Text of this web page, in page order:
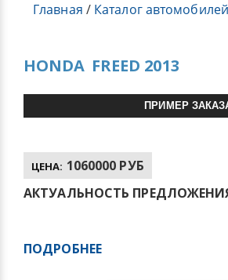
Главная / Каталог автомобилей
HONDA FREED 2013
ПРИМЕР
ЦЕНА: 1060000 РУБ
АКТУАЛЬНОСТЬ ПРЕДЛОЖЕНИЯ
ПОДРОБНЕЕ